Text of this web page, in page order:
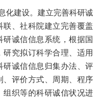
化建设。建立完善科研诚
、社科院建立完善覆盖
诚信信息系统，根据国
究拟订科学合理、适用
诚信信息归集办法、评
评价方式、周期、程序
织等的科研诚信状况进